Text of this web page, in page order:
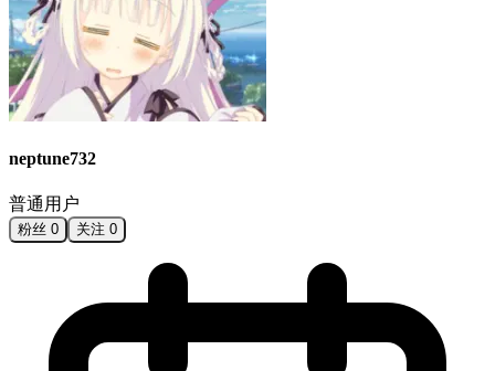
neptune732
普通用户
粉丝 0 关注 0